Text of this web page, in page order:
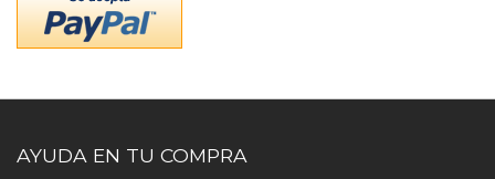
AYUDA EN TU COMPRA